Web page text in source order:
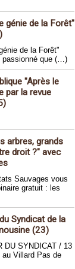
génie de la Forêt"
de la Forêt"
passionné que (…)
"Après le
par la revue
arbres, grands
droit ?" avec
Sauvages vous
gratuit : les
Syndicat de la
(23)
DU SYNDICAT / 13
Villard Pas de